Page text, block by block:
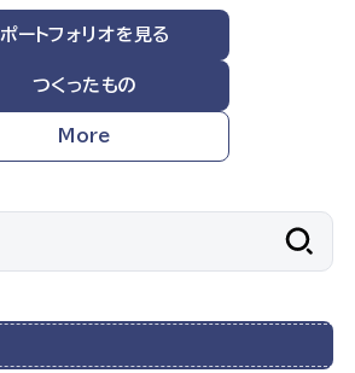
ポートフォリオを見る
つくったもの
More